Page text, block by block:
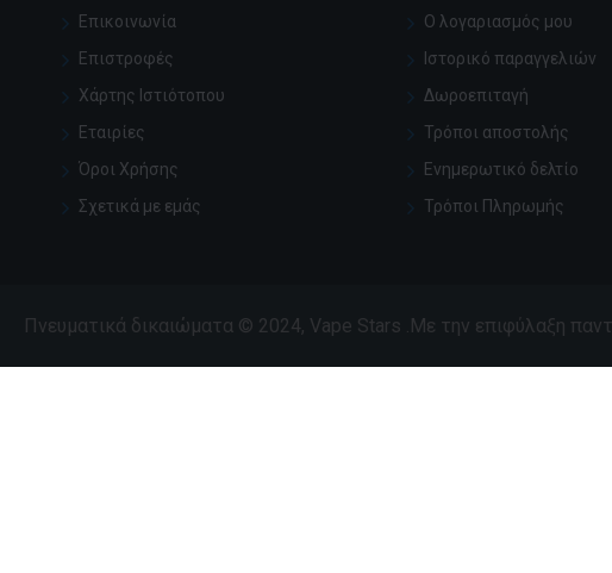
Επικοινωνία
Επιστροφές
Χάρτης Ιστιότοπου
Εταιρίες
Όροι Χρήσης
Σχετικά με εμάς
Ο λογαριασμός μου
Ιστορικό παραγγελιών
Δωροεπιταγή
Τρόποι αποστολής
Ενημερωτικό δελτίο
Τρόποι Πληρωμής
Πνευματικά δικαιώματα © 2024, Vape Stars .Με την επιφύλαξη